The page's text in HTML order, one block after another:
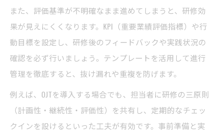
また、評価基準が不明確なまま進めてしまうと、研修効
果が見えにくくなります。KPI（重要業績評価指標）や行
動目標を設定し、研修後のフィードバックや実践状況の
確認を必ず行いましょう。テンプレートを活用して進行
管理を徹底すると、抜け漏れや重複を防げます。
例えば、OJTを導入する場合でも、担当者に研修の三原則
（計画性・継続性・評価性）を共有し、定期的なチェッ
クインを設けるといった工夫が有効です。事前準備と実